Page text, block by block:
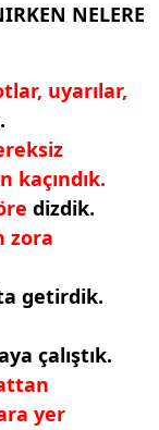
NELERE
uyarılar,
kaçındık.
dizdik.
zora
getirdik.
çalıştık.
yer